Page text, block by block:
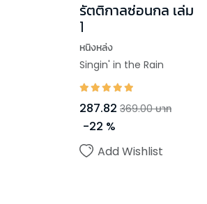
รัตติกาลซ่อนกล เล่ม
1
หนิงหล่ง
Singin' in the Rain
287.82 369.00 บาท
-22 %
Add Wishlist